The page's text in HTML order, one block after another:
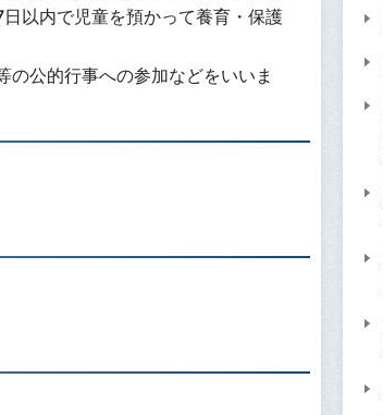
以内で児童を預かって養育・保護
公的行事への参加などをいいま